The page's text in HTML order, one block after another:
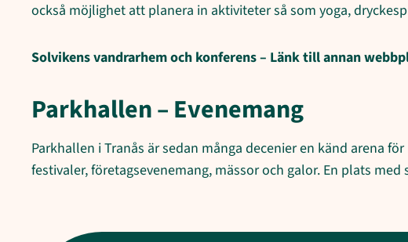
också möjlighet att planera in aktiviteter så som yoga,
Solvikens vandrarhem och konferens – Länk till annan
Parkhallen – Evenemang
Parkhallen i Tranås är sedan många decenier en känd arena
festivaler, företagsevenemang, mässor och galor. En plats